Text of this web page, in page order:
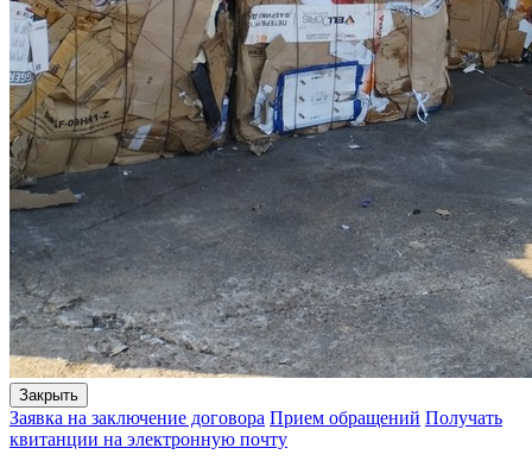
Закрыть
Заявка на заключение договора Прием обращений Получать
квитанции на электронную почту